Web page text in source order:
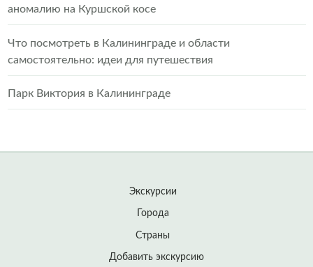
аномалию на Куршской косе
Что посмотреть в Калининграде и области
самостоятельно: идеи для путешествия
Парк Виктория в Калининграде
Экскурсии
Города
Страны
Добавить экскурсию